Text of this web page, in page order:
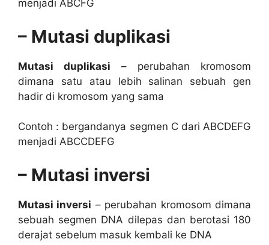
menjadi ABCFG
– Mutasi duplikasi
Mutasi duplikasi – perubahan kromosom
dimana satu atau lebih salinan sebuah gen
hadir di kromosom yang sama
Contoh : bergandanya segmen C dari ABCDEFG
menjadi ABCCDEFG
– Mutasi inversi
Mutasi inversi – perubahan kromosom dimana
sebuah segmen DNA dilepas dan berotasi 180
derajat sebelum masuk kembali ke DNA